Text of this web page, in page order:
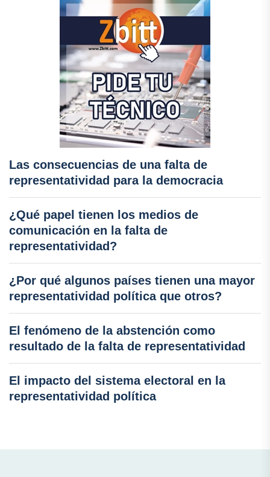
Las consecuencias de una falta de
representatividad para la democracia
¿Qué papel tienen los medios de
comunicación en la falta de
representatividad?
¿Por qué algunos países tienen una mayor
representatividad política que otros?
El fenómeno de la abstención como
resultado de la falta de representatividad
El impacto del sistema electoral en la
representatividad política